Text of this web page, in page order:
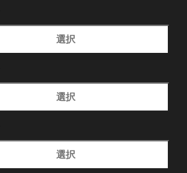
選択
選択
選択